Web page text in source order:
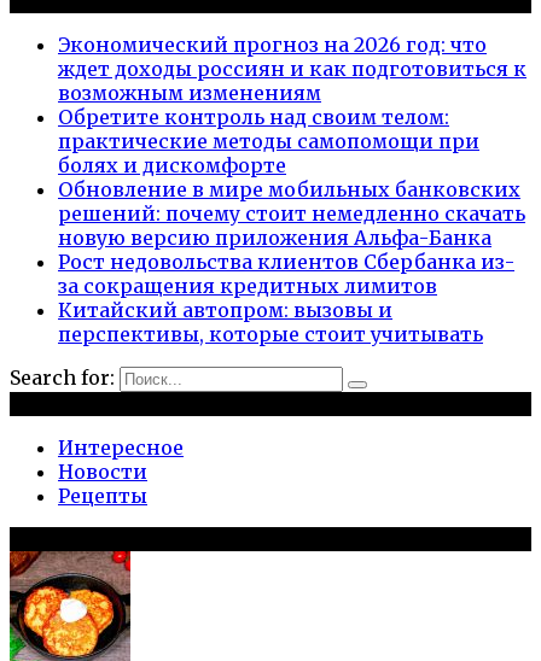
Экономический прогноз на 2026 год: что
ждет доходы россиян и как подготовиться к
возможным изменениям
Обретите контроль над своим телом:
практические методы самопомощи при
болях и дискомфорте
Обновление в мире мобильных банковских
решений: почему стоит немедленно скачать
новую версию приложения Альфа-Банка
Рост недовольства клиентов Сбербанка из-
за сокращения кредитных лимитов
Китайский автопром: вызовы и
перспективы, которые стоит учитывать
Search for:
Интересное
Новости
Рецепты